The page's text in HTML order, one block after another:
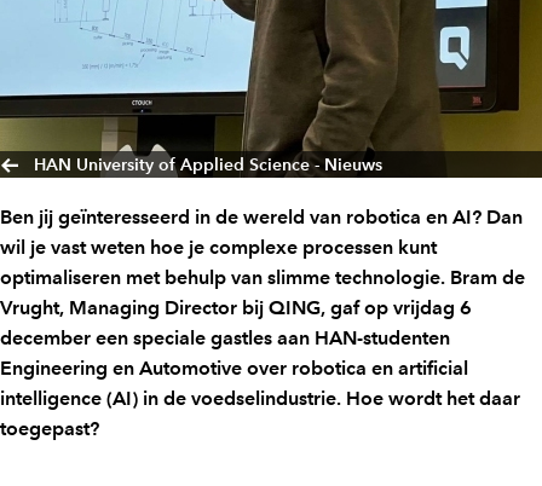
HAN University of Applied Science - Nieuws
Ben jij geïnteresseerd in de wereld van robotica en AI? Dan
wil je vast weten hoe je complexe processen kunt
optimaliseren met behulp van slimme technologie. Bram de
Vrught, Managing Director bij QING, gaf op vrijdag 6
december een speciale gastles aan HAN-studenten
Engineering en Automotive over robotica en artificial
intelligence (AI) in de voedselindustrie. Hoe wordt het daar
toegepast?